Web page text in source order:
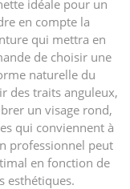
idéale pour un
en compte la
qui mettra en
de choisir une
naturelle du
des traits anguleux,
un visage rond,
qui conviennent à
professionnel peut
en fonction de
esthétiques.